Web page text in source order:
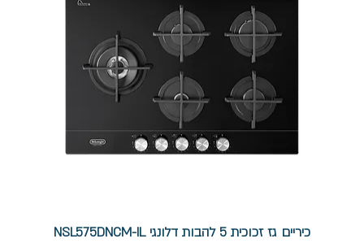
כיריים גז זכוכית 5 להבות דלונגי NSL575DNCM-IL